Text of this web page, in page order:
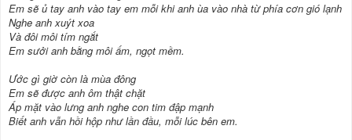
Em sẽ ủ tay anh vào tay em mỗi khi anh ùa vào nhà từ phía cơn gió lạnh
Nghe anh xuýt xoa
Và đôi môi tím ngắt
Em sưởi anh bằng môi ấm, ngọt mềm.
Ước gì giờ còn là mùa đông
Em sẽ được anh ôm thật chặt
Áp mặt vào lưng anh nghe con tim đập mạnh
Biết anh vẫn hồi hộp như lần đầu, mỗi lúc bên em.